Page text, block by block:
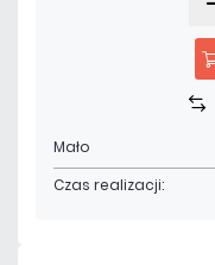
Mało
Czas realizacji: